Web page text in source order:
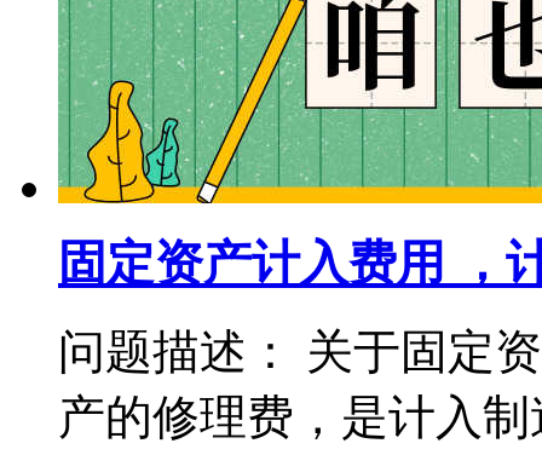
固定资产计入费用 ，
问题描述： 关于固定
产的修理费，是计入